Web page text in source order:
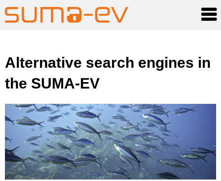
to
content
Alternative search engines in
the SUMA-EV